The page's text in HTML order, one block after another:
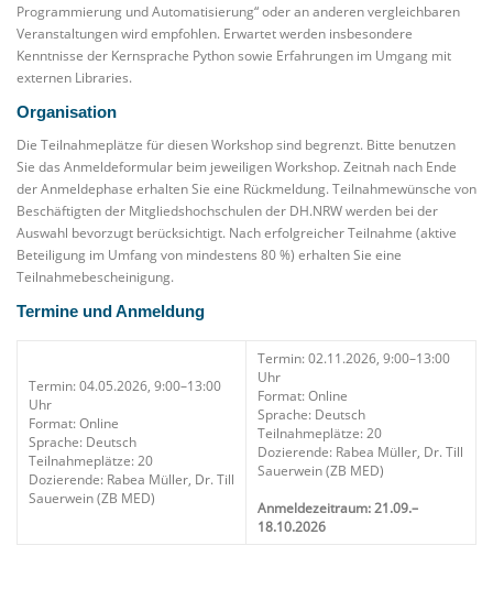
Programmierung und Automatisierung“ oder an anderen vergleichbaren
Veranstaltungen wird empfohlen. Erwartet werden insbesondere
Kenntnisse der Kernsprache Python sowie Erfahrungen im Umgang mit
externen Libraries.
Organisation
Die Teilnahmeplätze für diesen Workshop sind begrenzt. Bitte benutzen
Sie das Anmeldeformular beim jeweiligen Workshop. Zeitnah nach Ende
der Anmeldephase erhalten Sie eine Rückmeldung. Teilnahmewünsche von
Beschäftigten der Mitgliedshochschulen der DH.NRW werden bei der
Auswahl bevorzugt berücksichtigt. Nach erfolgreicher Teilnahme (aktive
Beteiligung im Umfang von mindestens 80 %) erhalten Sie eine
Teilnahmebescheinigung.
Termine und Anmeldung
Termin: 04.05.2026, 9:00–13:00
Uhr
Format: Online
Sprache: Deutsch
Teilnahmeplätze: 20
Dozierende: Rabea Müller, Dr. Till
Sauerwein (ZB MED)
Termin: 02.11.2026, 9:00–13:00
Uhr
Format: Online
Sprache: Deutsch
Teilnahmeplätze: 20
Dozierende: Rabea Müller, Dr. Till
Sauerwein (ZB MED)
Anmeldezeitraum: 21.09.–
18.10.2026